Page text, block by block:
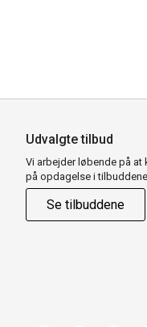
Udvalgte tilbud
Vi arbejder løbende på at
på opdagelse i
Se tilbuddene